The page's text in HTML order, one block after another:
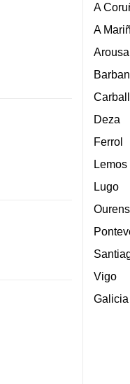
A
A
Arousa
Deza
Ferrol
Lemos
Lugo
Vigo